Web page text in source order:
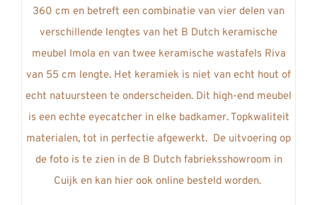
productpagina
variaties.
Deze
optie
kan
gekozen
worden
op
de
productpagina